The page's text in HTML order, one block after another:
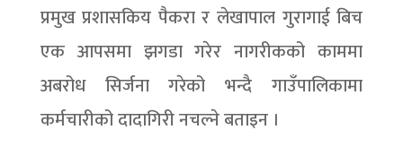
प्रमुख प्रशासकिय पैकरा र लेखापाल गुरागाई बिच
एक आपसमा झगडा गरेर नागरीकको काममा
अबरोध सिर्जना गरेको भन्दै गाउँपालिकामा
कर्मचारीको दादागिरी नचल्ने बताइन ।